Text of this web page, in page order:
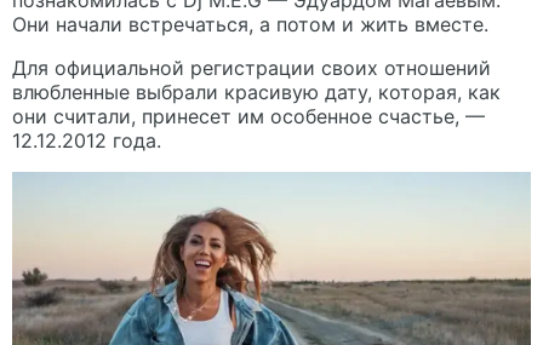
Они начали встречаться, а потом и жить вместе.
Для официальной регистрации своих отношений
влюбленные выбрали красивую дату, которая, как
они считали, принесет им особенное счастье, —
12.12.2012 года.